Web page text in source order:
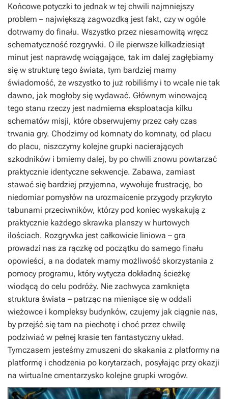
Końcowe potyczki to jednak w tej chwili najmniejszy
problem – największą zagwozdką jest fakt, czy w ogóle
dotrwamy do finału. Wszystko przez niesamowitą wręcz
schematyczność rozgrywki. O ile pierwsze kilkadziesiąt
minut jest naprawdę wciągające, tak im dalej zagłębiamy
się w strukturę tego świata, tym bardziej mamy
świadomość, że wszystko to już robiliśmy i to wcale nie tak
dawno, jak mogłoby się wydawać. Głównym winowajcą
tego stanu rzeczy jest nadmierna eksploatacja kilku
schematów misji, które obserwujemy przez cały czas
trwania gry. Chodzimy od komnaty do komnaty, od placu
do placu, niszczymy kolejne grupki nacierających
szkodników i brniemy dalej, by po chwili znowu powtarzać
praktycznie identyczne sekwencje. Zabawa, zamiast
stawać się bardziej przyjemna, wywołuje frustrację, bo
niedomiar pomysłów na urozmaicenie przygody przykryto
tabunami przeciwników, którzy pod koniec wyskakują z
praktycznie każdego skrawka planszy w hurtowych
ilościach. Rozgrywka jest całkowicie liniowa – gra
prowadzi nas za rączkę od początku do samego finału
opowieści, a na dodatek mamy możliwość skorzystania z
pomocy programu, który wytycza dokładną ścieżkę
wiodącą do celu podróży. Nie zachwyca zamknięta
struktura świata – patrząc na mieniące się w oddali
wieżowce i kompleksy budynków, czujemy jak ciągnie nas,
by przejść się tam na piechotę i choć przez chwilę
podziwiać w pełnej krasie ten fantastyczny układ.
Tymczasem jesteśmy zmuszeni do skakania z platformy na
platformę i chodzenia po korytarzach, posyłając przy okazji
na wirtualne cmentarzysko kolejne grupki wrogów.